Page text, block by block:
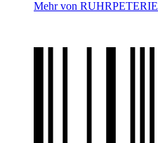
Mehr von RUHRPETERIE